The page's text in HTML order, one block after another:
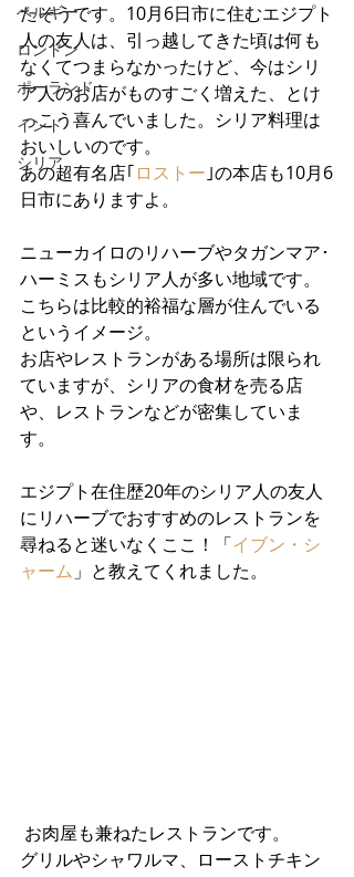
ベルギー
ロンドン
ポーランド
インド
シリア
たそうです。10月6日市に住むエジプト
人の友人は、引っ越してきた頃は何も
なくてつまらなかったけど、今はシリ
ア人のお店がものすごく増えた、とけ
っこう喜んでいました。シリア料理は
おいしいのです。
あの超有名店｢ロストー ｣の本店も10月6
日市にありますよ。
ニューカイロのリハーブやタガンマア･
ハーミスもシリア人が多い地域です。
こちらは比較的裕福な層が住んでいる
というイメージ。
お店やレストランがある場所は限られ
ていますが、シリアの食材を売る店
や、レストランなどが密集していま
す。
エジプト在住歴20年のシリア人の友人
にリハーブでおすすめのレストランを
尋ねると迷いなくここ！「イブン・シ
ャーム 」と教えてくれました。
お肉屋も兼ねたレストランです。
グリルやシャワルマ、ローストチキン